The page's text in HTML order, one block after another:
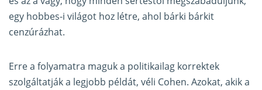
egy hobbes-i világot hoz létre, ahol bárki bárkit
cenzúrázhat.
Erre a folyamatra maguk a politikailag korrektek
szolgáltatják a legjobb példát, véli Cohen. Azokat, akik a